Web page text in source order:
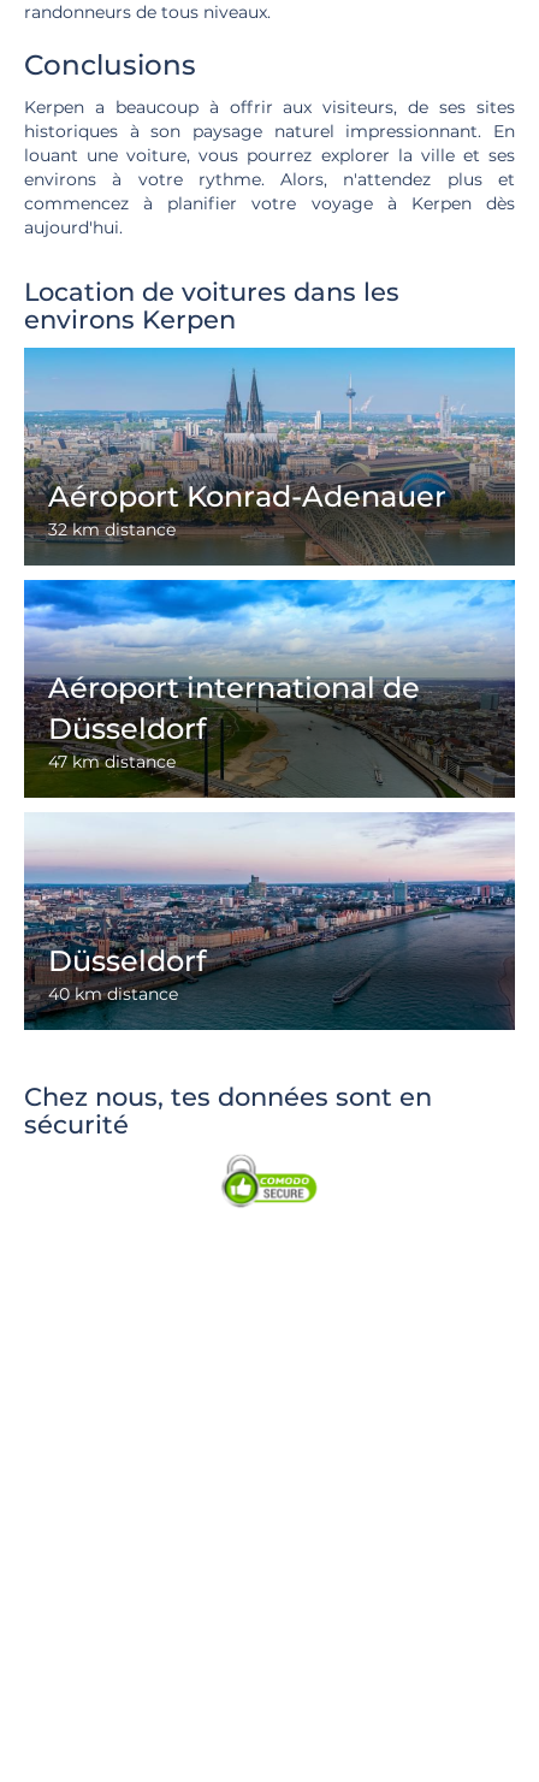
randonneurs de tous niveaux.
Conclusions
Kerpen a beaucoup à offrir aux visiteurs, de ses sites
historiques à son paysage naturel impressionnant. En
louant une voiture, vous pourrez explorer la ville et ses
environs à votre rythme. Alors, n'attendez plus et
commencez à planifier votre voyage à Kerpen dès
aujourd'hui.
Location de voitures dans les
environs Kerpen
Aéroport Konrad-Adenauer
32 km distance
Aéroport international de
Düsseldorf
47 km distance
Düsseldorf
40 km distance
Chez nous, tes données sont en
sécurité